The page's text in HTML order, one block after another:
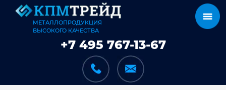
МЕТАЛЛОПРОДУКЦИЯ
ВЫСОКОГО КАЧЕСТВА
+7 495 767-13-67